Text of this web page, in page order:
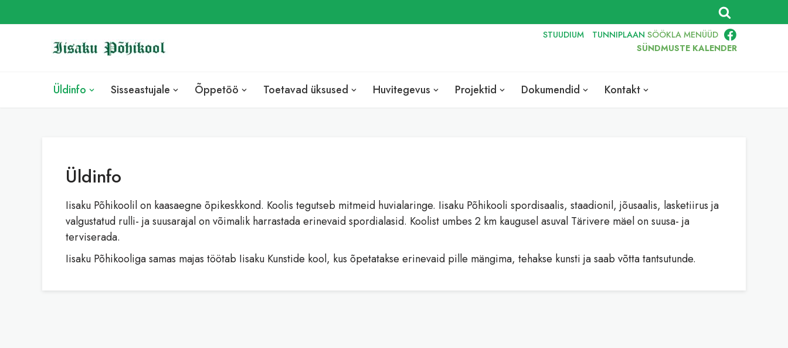
STUUDIUM TUNNIPLAAN SÖÖKLA MENÜÜD
SÜNDMUSTE KALENDER
Üldinfo Sisseastujale Õppetöö Toetavad üksused Huvitegevus Projektid Dokumendid Kontakt
Üldinfo
Iisaku Põhikoolil on kaasaegne õpikeskkond. Koolis tegutseb mitmeid huvialaringe. Iisaku Põhikooli spordisaalis, staadionil, jõusaalis, lasketiirus ja
valgustatud rulli- ja suusarajal on võimalik harrastada erinevaid spordialasid. Koolist umbes 2 km kaugusel asuval Tärivere mäel on suusa- ja
terviserada.
Iisaku Põhikooliga samas majas töötab Iisaku Kunstide kool, kus õpetatakse erinevaid pille mängima, tehakse kunsti ja saab võtta tantsutunde.